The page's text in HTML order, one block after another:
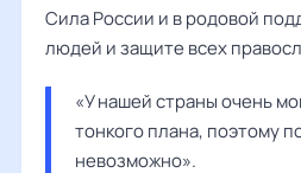
Сила России и в родовой
людей и защите всех
«У нашей страны очень
тонкого плана, поэтому
невозможно».